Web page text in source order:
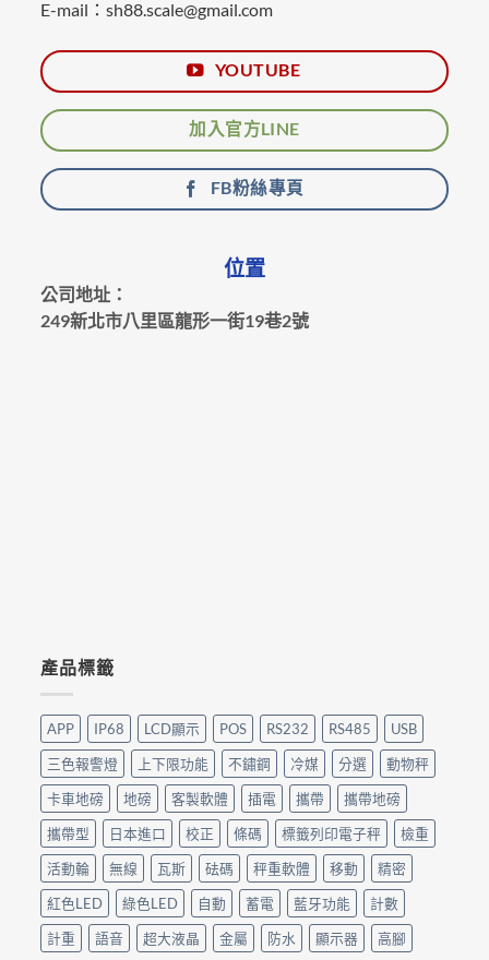
E-mail：sh88.scale@gmail.com
YOUTUBE
加入官方LINE
FB粉絲專頁
位置
公司地址：
249新北市八里區龍形一街19巷2號
產品標籤
APP IP68 LCD顯示 POS RS232 RS485
USB
三色報警燈
上下限功能 不鏽鋼 冷媒 分選
動物秤
卡車地磅
地磅 客製軟體 插電 攜帶
攜帶地磅
攜帶型
日本進口 校正 條碼 標籤列印電子秤
檢重
活動輪
無線 瓦斯 砝碼 秤重軟體 移動
精密
紅色LED
綠色LED 自動 蓄電 藍牙功能
計數
計重
語音 超大液晶 金屬 防水 顯示器 高腳